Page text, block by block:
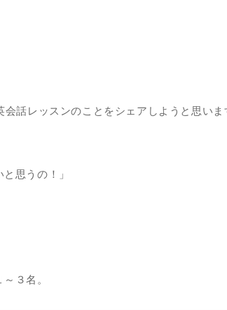
話レッスンのことをシェアしようと思いま
思うの！」
３名。